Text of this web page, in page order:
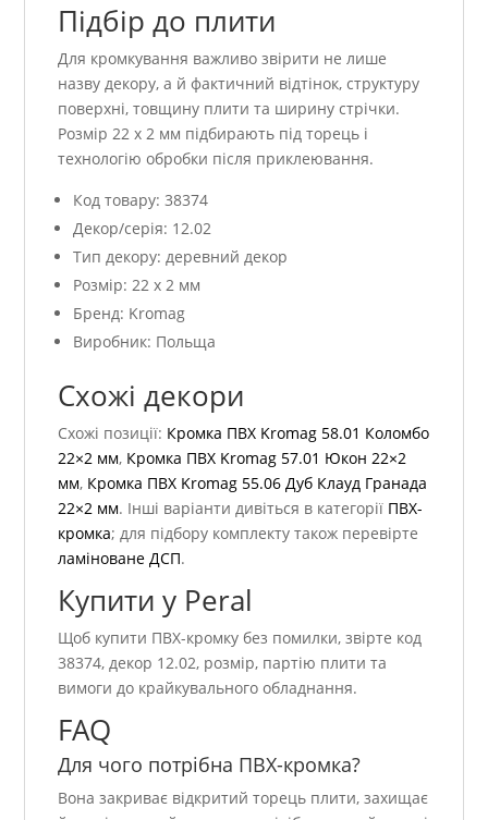
Підбір до плити
Для кромкування важливо звірити не лише
назву декору, а й фактичний відтінок, структуру
поверхні, товщину плити та ширину стрічки.
Розмір 22 x 2 мм підбирають під торець і
технологію обробки після приклеювання.
Код товару: 38374
Декор/серія: 12.02
Тип декору: деревний декор
Розмір: 22 x 2 мм
Бренд: Kromag
Виробник: Польща
Схожі декори
Схожі позиції: Кромка ПВХ Kromag 58.01 Коломбо
22×2 мм, Кромка ПВХ Kromag 57.01 Юкон 22×2
мм, Кромка ПВХ Kromag 55.06 Дуб Клауд Гранада
22×2 мм. Інші варіанти дивіться в категорії ПВХ-
кромка; для підбору комплекту також перевірте
ламіноване ДСП.
Купити у Peral
Щоб купити ПВХ-кромку без помилки, звірте код
38374, декор 12.02, розмір, партію плити та
вимоги до крайкувального обладнання.
FAQ
Для чого потрібна ПВХ-кромка?
Вона закриває відкритий торець плити, захищає